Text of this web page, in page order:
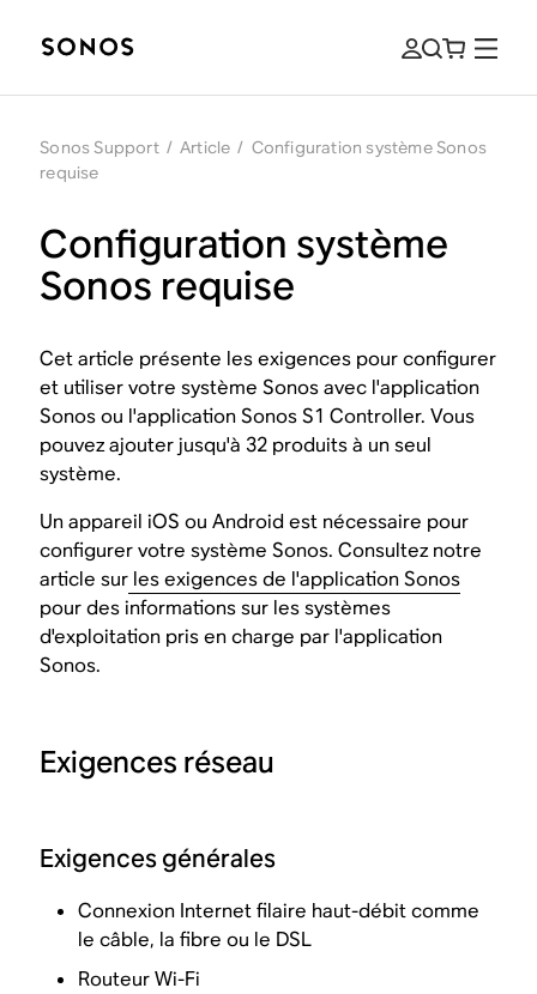
Sonos Support / Article / Configuration système Sonos
requise
Configuration système
Sonos requise
Cet article présente les exigences pour configurer
et utiliser votre système Sonos avec l'application
Sonos ou l'application Sonos S1 Controller. Vous
pouvez ajouter jusqu'à 32 produits à un seul
système.
Un appareil iOS ou Android est nécessaire pour
configurer votre système Sonos. Consultez notre
article sur les exigences de l'application Sonos
pour des informations sur les systèmes
d'exploitation pris en charge par l'application
Sonos.
Exigences réseau
Exigences générales
Connexion Internet filaire haut-débit comme
le câble, la fibre ou le DSL
Routeur Wi-Fi